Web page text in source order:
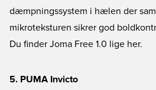
dæmpningssystem i hælen der
mikroteksturen sikrer god
Du finder Joma Free 1.0 lige her.
5. PUMA Invicto